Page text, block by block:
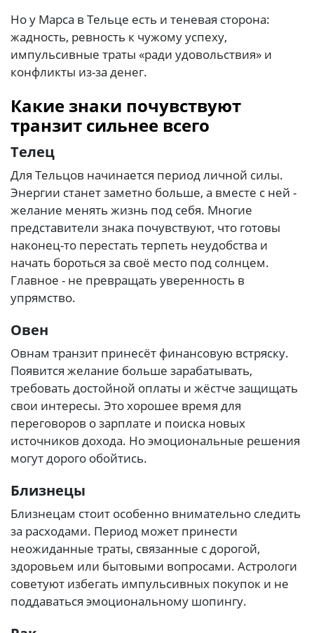
Но у Марса в Тельце есть и теневая сторона:
жадность, ревность к чужому успеху,
импульсивные траты «ради удовольствия» и
конфликты из-за денег.
Какие знаки почувствуют
транзит сильнее всего
Телец
Для Тельцов начинается период личной силы.
Энергии станет заметно больше, а вместе с ней -
желание менять жизнь под себя. Многие
представители знака почувствуют, что готовы
наконец-то перестать терпеть неудобства и
начать бороться за своё место под солнцем.
Главное - не превращать уверенность в
упрямство.
Овен
Овнам транзит принесёт финансовую встряску.
Появится желание больше зарабатывать,
требовать достойной оплаты и жёстче защищать
свои интересы. Это хорошее время для
переговоров о зарплате и поиска новых
источников дохода. Но эмоциональные решения
могут дорого обойтись.
Близнецы
Близнецам стоит особенно внимательно следить
за расходами. Период может принести
неожиданные траты, связанные с дорогой,
здоровьем или бытовыми вопросами. Астрологи
советуют избегать импульсивных покупок и не
поддаваться эмоциональному шопингу.